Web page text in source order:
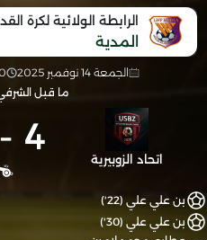
الرابطة الولائية لكرة
المدية
الجمعة 14 نوفمبر 2025
ما قبل
اتحاد الزوبيرية 4
-
بن علي علي (22')
بن علي علي (30')